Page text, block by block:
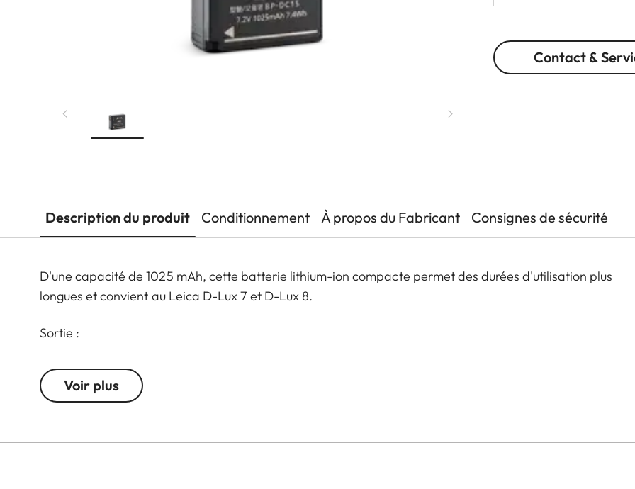
Contact &
Description du produit Conditionnement À propos du Fabricant Consignes de sécurité
D'une capacité de 1025 mAh, cette batterie lithium-ion compacte permet des durées d'utilisation plus
longues et convient au Leica D-Lux 7 et D-Lux 8.
Sortie :
1025 mAh
Voir plus